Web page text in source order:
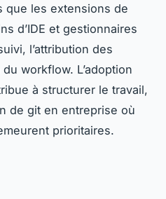
que les extensions de
d’IDE et gestionnaires
l’attribution des
workflow. L’adoption
à structurer le travail,
de git en entreprise où
prioritaires.